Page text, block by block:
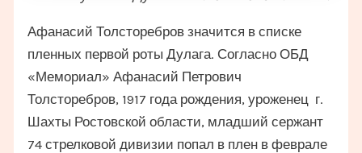
Афанасий Толсторебров значится в списке
пленных первой роты Дулага. Согласно ОБД
«Мемориал» Афанасий Петрович
Толсторебров, 1917 года рождения, уроженец г.
Шахты Ростовской области, младший сержант
74 стрелковой дивизии попал в плен в феврале